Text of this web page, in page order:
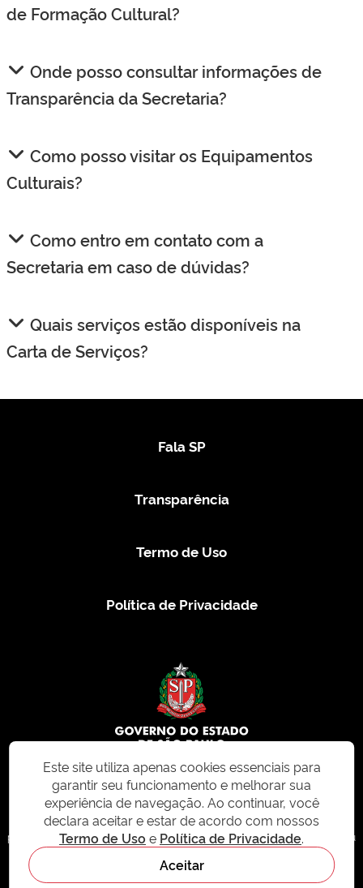
de Formação Cultural?
Onde posso consultar informações de
Transparência da Secretaria?
Como posso visitar os Equipamentos
Culturais?
Como entro em contato com a
Secretaria em caso de dúvidas?
Quais serviços estão disponíveis na
Carta de Serviços?
Fala SP
Transparência
Termo de Uso
Política de Privacidade
© 2026 CMS.SP.GOV.BR. Todos os direitos reservados.
Este site e todo o seu conteúdo, incluindo textos, imagens e design, são
protegidos por direitos autorais e não podem ser reproduzidos, distribuídos ou
modificados sem permissão expressa. Para mais informações ou para
solicitações de uso, acesse nosso site
Este site utiliza apenas cookies essenciais para
garantir seu funcionamento e melhorar sua
experiência de navegação. Ao continuar, você
declara aceitar e estar de acordo com nossos
Termo de Uso e Política de Privacidade.
Aceitar